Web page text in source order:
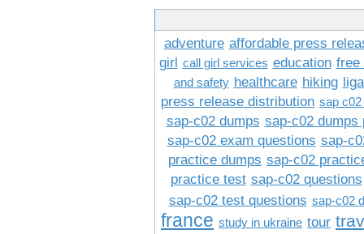
adventure affordable press
girl call girl services education free
and safety healthcare hiking
press release distribution sap
sap-c02 dumps sap-c02 dumps
sap-c02 exam questions sap-
practice dumps sap-c02
practice test sap-c02 questions
sap-c02 test questions sap-c02
france study in ukraine tour